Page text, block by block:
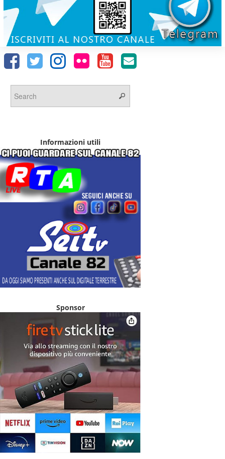
Informazioni utili
Sponsor